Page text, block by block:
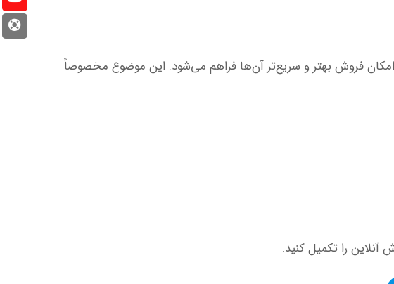
امکان فروش بهتر و سریع‌تر آن‌ها فراهم می‌شود. این موضوع مخصوصاً
را تکمیل کنید.